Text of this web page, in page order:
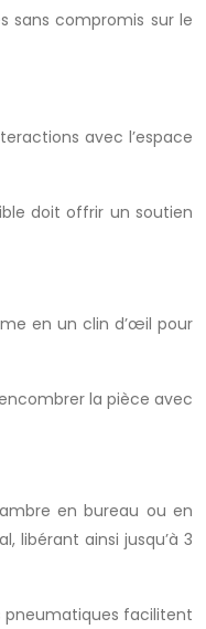
sans compromis sur le
avec l’espace
doit offrir un soutien
en un clin d’œil pour
la pièce avec
en bureau ou en
libérant ainsi jusqu’à 3
pneumatiques facilitent